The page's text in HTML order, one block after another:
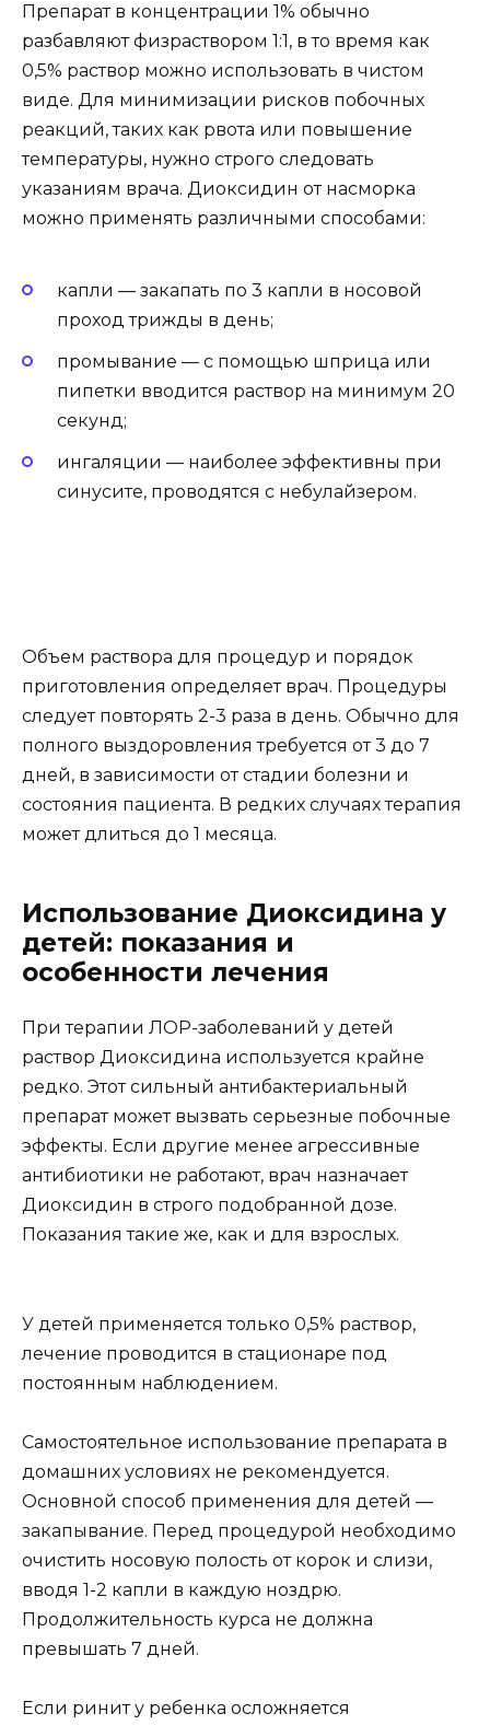
Препарат в концентрации 1% обычно
разбавляют физраствором 1:1, в то время как
0,5% раствор можно использовать в чистом
виде. Для минимизации рисков побочных
реакций, таких как рвота или повышение
температуры, нужно строго следовать
указаниям врача. Диоксидин от насморка
можно применять различными способами:
капли — закапать по 3 капли в носовой
проход трижды в день;
промывание — с помощью шприца или
пипетки вводится раствор на минимум 20
секунд;
ингаляции — наиболее эффективны при
синусите, проводятся с небулайзером.
Объем раствора для процедур и порядок
приготовления определяет врач. Процедуры
следует повторять 2-3 раза в день. Обычно для
полного выздоровления требуется от 3 до 7
дней, в зависимости от стадии болезни и
состояния пациента. В редких случаях терапия
может длиться до 1 месяца.
Использование Диоксидина у
детей: показания и
особенности лечения
При терапии ЛОР-заболеваний у детей
раствор Диоксидина используется крайне
редко. Этот сильный антибактериальный
препарат может вызвать серьезные побочные
эффекты. Если другие менее агрессивные
антибиотики не работают, врач назначает
Диоксидин в строго подобранной дозе.
Показания такие же, как и для взрослых.
У детей применяется только 0,5% раствор,
лечение проводится в стационаре под
постоянным наблюдением.
Самостоятельное использование препарата в
домашних условиях не рекомендуется.
Основной способ применения для детей —
закапывание. Перед процедурой необходимо
очистить носовую полость от корок и слизи,
вводя 1-2 капли в каждую ноздрю.
Продолжительность курса не должна
превышать 7 дней.
Если ринит у ребенка осложняется